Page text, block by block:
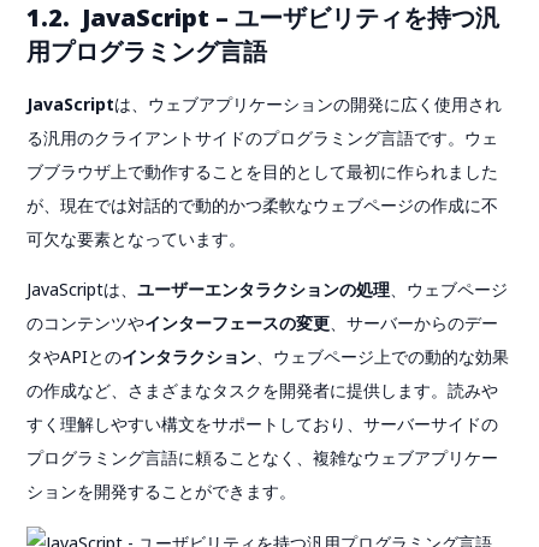
1.2. JavaScript – ユーザビリティを持つ汎
用プログラミング言語
JavaScriptは、ウェブアプリケーションの開発に広く使用され
る汎用のクライアントサイドのプログラミング言語です。ウェ
ブブラウザ上で動作することを目的として最初に作られました
が、現在では対話的で動的かつ柔軟なウェブページの作成に不
可欠な要素となっています。
JavaScriptは、 ユーザーエンタラクションの処理、ウェブページ
のコンテンツやインターフェースの変更、サーバーからのデー
タやAPIとのインタラクション、ウェブページ上での動的な効果
の作成など、さまざまなタスクを開発者に提供します。読みや
すく理解しやすい構文をサポートしており、サーバーサイドの
プログラミング言語に頼ることなく、複雑なウェブアプリケー
ションを開発することができます。